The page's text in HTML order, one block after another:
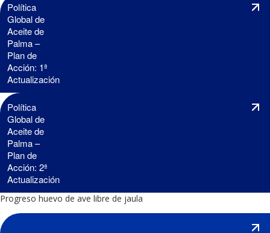
Política
Global de
Aceite de
Palma –
Plan de
Acción: 1ª
Actualización
Política
Global de
Aceite de
Palma –
Plan de
Acción: 2ª
Actualización
Progreso huevo de ave libre de jaula